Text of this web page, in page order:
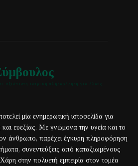
μία ενημερωτική ιστοσελίδα για
ευεξίας. Με γνώμονα την υγεία και το
άνθρωπο, παρέχει έγκυρη πληροφόρηση
συνεντεύξεις από καταξιωμένους
στην πολυετή εμπειρία στον τομέα